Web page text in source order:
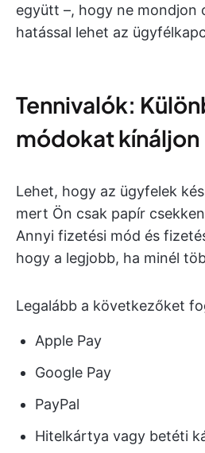
együtt –, hogy ne mondjon
hatással lehet az
Tennivalók:
módokat kínáljon
Lehet, hogy az ügyfelek
mert Ön csak papír
Annyi fizetési mód és
hogy a legjobb, ha minél
Legalább a következőket
Apple Pay
Google Pay
PayPal
Hitelkártya vagy betéti